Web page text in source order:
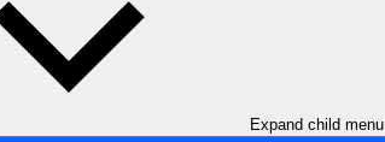
Expand child menu